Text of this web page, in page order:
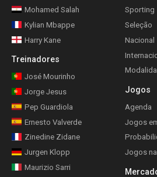
Mohamed Salah
Kylian Mbappe
Harry Kane
Treinadores
José Mourinho
Jorge Jesus
Pep Guardiola
Ernesto Valverde
Zinedine Zidane
Jurgen Klopp
Maurizio Sarri
Sporting
Seleção
Nacional
Jogos
Agenda
Jogos
Jogos